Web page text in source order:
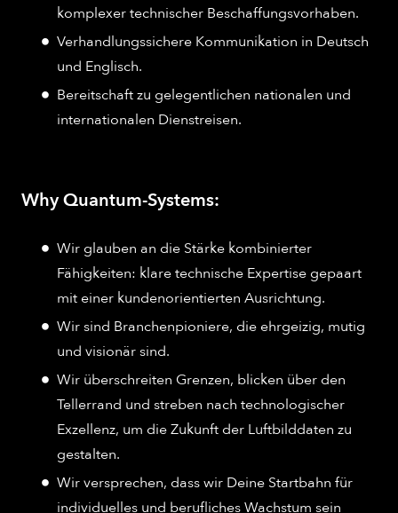
komplexer technischer Beschaffungsvorhaben.
Verhandlungssichere Kommunikation in Deutsch
und Englisch.
Bereitschaft zu gelegentlichen nationalen und
internationalen Dienstreisen.
Why Quantum-Systems:
Wir glauben an die Stärke kombinierter
Fähigkeiten: klare technische Expertise gepaart
mit einer kundenorientierten Ausrichtung.
Wir sind Branchenpioniere, die ehrgeizig, mutig
und visionär sind.
Wir überschreiten Grenzen, blicken über den
Tellerrand und streben nach technologischer
Exzellenz, um die Zukunft der Luftbilddaten zu
gestalten.
Wir versprechen, dass wir Deine Startbahn für
individuelles und berufliches Wachstum sein